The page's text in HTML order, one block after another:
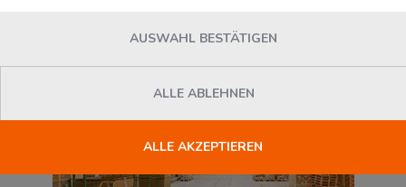
AUSWAHL BESTÄTIGEN
ALLE ABLEHNEN
ALLE AKZEPTIEREN